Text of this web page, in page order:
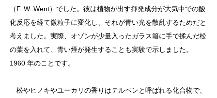
（F. W. Went）でした。彼は植物が出す揮発成分が大気中での酸
化反応を経て微粒子に変化し、それが青い光を散乱するためだと
考えました。実際、オゾンが少量入ったガラス箱に手で揉んだ松
の葉を入れて、青い煙が発生することも実験で示しました。
1960 年のことです。
松やヒノキやユーカリの香りはテルペンと呼ばれる化合物で、